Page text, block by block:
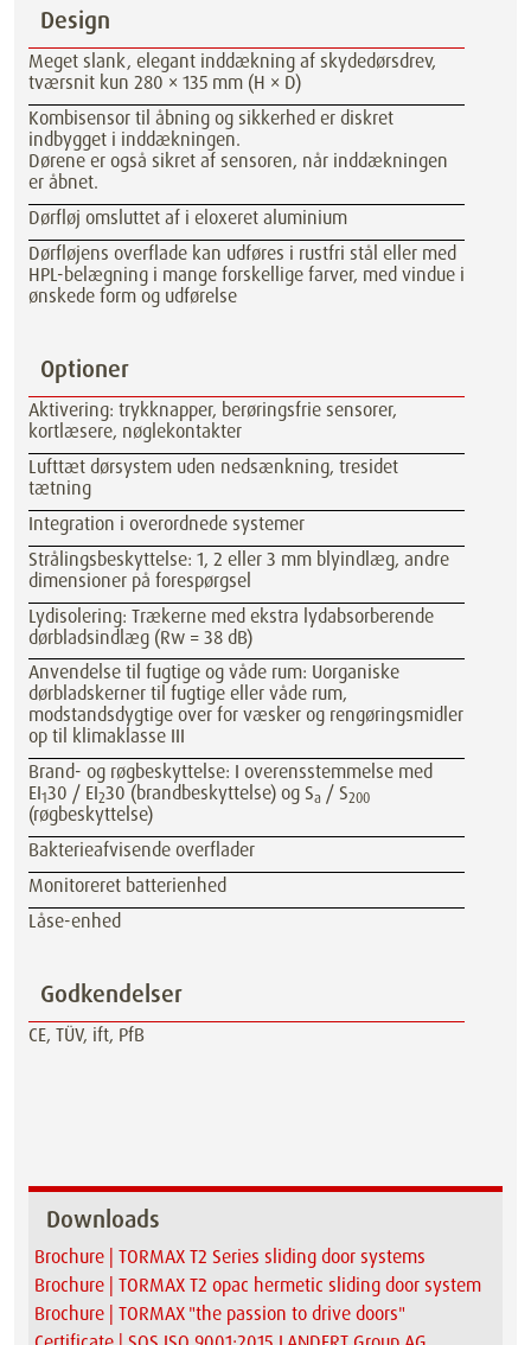
Design
Meget slank, elegant inddækning af skydedørsdrev,
tværsnit kun 280 × 135 mm (H × D)
Kombisensor til åbning og sikkerhed er diskret
indbygget i inddækningen.
Dørene er også sikret af sensoren, når inddækningen
er åbnet.
Dørfløj omsluttet af i eloxeret aluminium
Dørfløjens overflade kan udføres i rustfri stål eller med
HPL-belægning i mange forskellige farver, med vindue i
ønskede form og udførelse
Optioner
Aktivering: trykknapper, berøringsfrie sensorer,
kortlæsere, nøglekontakter
Lufttæt dørsystem uden nedsænkning, tresidet
tætning
Integration i overordnede systemer
Strålingsbeskyttelse: 1, 2 eller 3 mm blyindlæg, andre
dimensioner på forespørgsel
Lydisolering: Trækerne med ekstra lydabsorberende
dørbladsindlæg (Rw = 38 dB)
Anvendelse til fugtige og våde rum: Uorganiske
dørbladskerner til fugtige eller våde rum,
modstandsdygtige over for væsker og rengøringsmidler
op til klimaklasse III
Brand- og røgbeskyttelse: I overensstemmelse med
EI130 / EI230 (brandbeskyttelse) og Sa / S200
(røgbeskyttelse)
Bakterieafvisende overflader
Monitoreret batterienhed
Låse-enhed
Godkendelser
CE, TÜV, ift, PfB
Downloads
Brochure | TORMAX T2 Series sliding door systems
Brochure | TORMAX T2 opac hermetic sliding door system
Brochure | TORMAX "the passion to drive doors"